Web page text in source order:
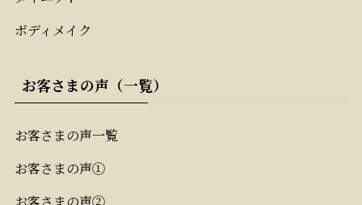
ボディメイク
お客さまの声（一覧）
お客さまの声一覧
お客さまの声①